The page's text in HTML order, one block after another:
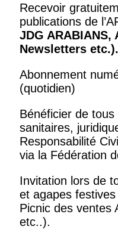
Recevoir
publications de
JDG ARABIANS,
Newsletters etc.).
Abonnement
(quotidien)
Bénéficier de
sanitaires,
Responsabilité
via la Fédération
Invitation lors de
et agapes festives
Picnic des ventes
etc..).